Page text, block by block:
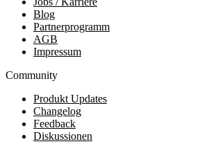
Blog
Partnerprogramm
AGB
Impressum
Community
Produkt Updates
Changelog
Feedback
Diskussionen